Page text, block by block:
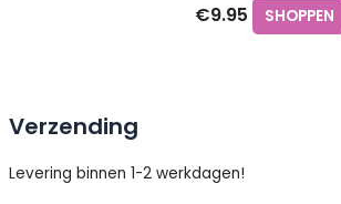
€9.95 SHOPPEN
Verzending
Levering binnen 1-2 werkdagen!